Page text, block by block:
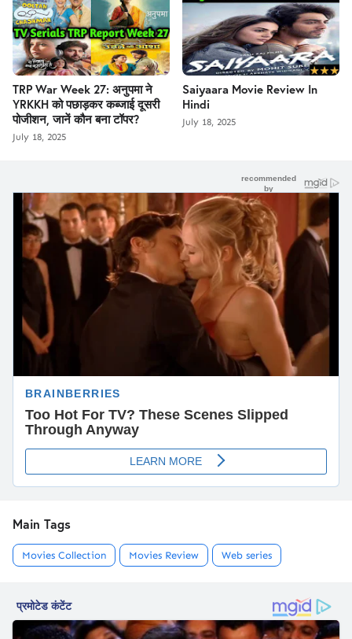
TRP War Week 27: अनुपमा ने
YRKKH को पछाड़कर कब्जाई दूसरी
पोजीशन, जानें कौन बना टॉपर?
July 18, 2025
Saiyaara Movie Review In
Hindi
July 18, 2025
Main Tags
Movies Collection Movies Review Web series